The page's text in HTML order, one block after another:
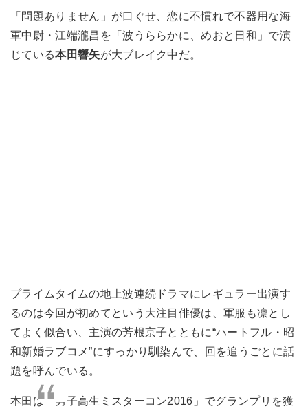
「問題ありません」が口ぐせ、恋に不慣れで不器用な海
軍中尉・江端瀧昌を「波うららかに、めおと日和」で演
じている本田響矢が大ブレイク中だ。
プライムタイムの地上波連続ドラマにレギュラー出演す
るのは今回が初めてという大注目俳優は、軍服も凛とし
てよく似合い、主演の芳根京子とともに“ハートフル・昭
和新婚ラブコメ”にすっかり馴染んで、回を追うごとに話
題を呼んでいる。
本田は「男子高生ミスターコン2016」でグランプリを獲